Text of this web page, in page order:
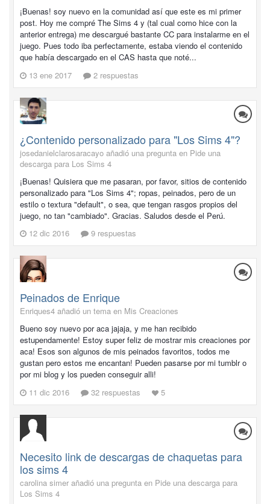
¡Buenas! soy nuevo en la comunidad así que este es mi primer
post. Hoy me compré The Sims 4 y (tal cual como hice con la
anterior entrega) me descargué bastante CC para instalarme en el
juego. Pues todo iba perfectamente, estaba viendo el contenido
que había descargado en el CAS hasta que noté...
13 ene 2017
2 respuestas
¿Contenido personalizado para "Los Sims 4"?
josedanielclarosaracayo añadió una pregunta en Pide una
descarga para Los Sims 4
¡Buenas! Quisiera que me pasaran, por favor, sitios de contenido
personalizado para "Los Sims 4"; ropas, peinados, pero de un
estilo o textura "default", o sea, que tengan rasgos propios del
juego, no tan "cambiado". Gracias. Saludos desde el Perú.
12 dic 2016
9 respuestas
Peinados de Enrique
Enriques4 añadió un tema en Mis Creaciones
Bueno soy nuevo por aca jajaja, y me han recibido
estupendamente! Estoy super feliz de mostrar mis creaciones por
aca! Esos son algunos de mis peinados favoritos, todos me
gustan pero estos me encantan! Pueden pasarse por mi tumblr o
por mi blog y los pueden conseguir alli!
11 dic 2016
32 respuestas 5
Necesito link de descargas de chaquetas para
los sims 4
carolina simer añadió una pregunta en Pide una descarga para
Los Sims 4